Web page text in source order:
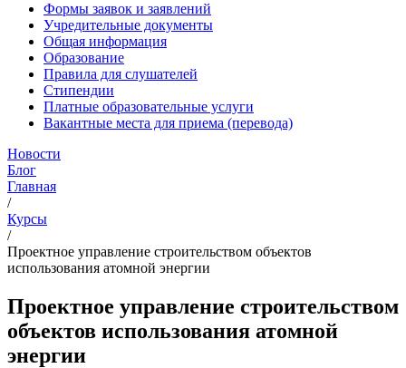
Формы заявок и заявлений
Учредительные документы
Общая информация
Образование
Правила для слушателей
Стипендии
Платные образовательные услуги
Вакантные места для приема (перевода)
Новости
Блог
Главная
/
Курсы
/
Проектное управление строительством объектов
использования атомной энергии
Проектное управление строительством
объектов использования атомной
энергии